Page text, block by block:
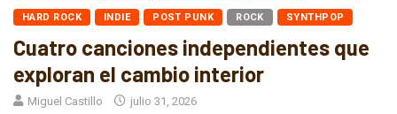
HARD ROCK INDIE POST PUNK ROCK SYNTHPOP
Cuatro canciones independientes que
exploran el cambio interior
Miguel Castillo julio 31, 2026